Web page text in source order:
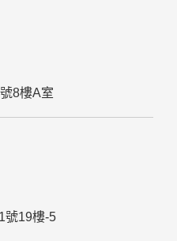
8樓A室
號19樓-5